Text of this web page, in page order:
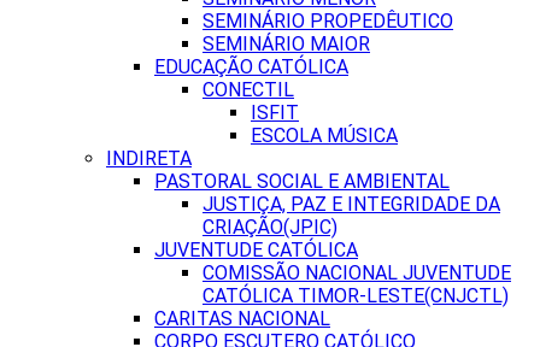
SEMINÁRIO PROPEDÊUTICO
SEMINÁRIO MAIOR
EDUCAÇÃO CATÓLICA
CONECTIL
ISFIT
ESCOLA MÚSICA
INDIRETA
PASTORAL SOCIAL E AMBIENTAL
JUSTIÇA, PAZ E INTEGRIDADE DA
CRIAÇÃO(JPIC)
JUVENTUDE CATÓLICA
COMISSÃO NACIONAL JUVENTUDE
CATÓLICA TIMOR-LESTE(CNJCTL)
CARITAS NACIONAL
CORPO ESCUTERO CATÓLICO